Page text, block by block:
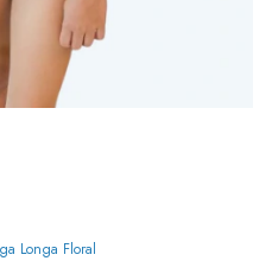
Longa Floral